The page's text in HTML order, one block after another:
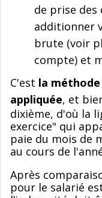
de prise des
additionner
brute (voir
compte) et
C'est la
appliquée, et
dixième, d'où la
exercice" qui
paie du mois de
au cours de
Après
pour le salarié